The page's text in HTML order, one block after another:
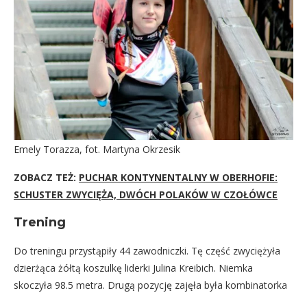
Emely Torazza, fot. Martyna Okrzesik
ZOBACZ TEŻ: PUCHAR KONTYNENTALNY W OBERHOFIE:
SCHUSTER ZWYCIĘŻA, DWÓCH POLAKÓW W CZOŁÓWCE
Trening
Do treningu przystąpiły 44 zawodniczki. Tę część zwyciężyła
dzierżąca żółtą koszulkę liderki Julina Kreibich. Niemka
skoczyła 98.5 metra. Drugą pozycję zajęła była kombinatorka